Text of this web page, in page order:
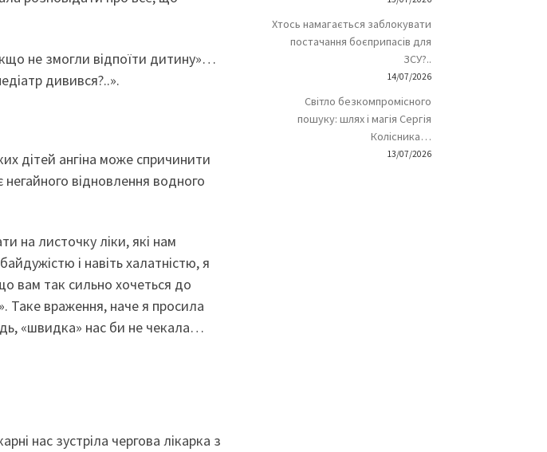
не змогли відпоїти дитину»…
дивився?..».
дітей ангіна може спричинити
відновлення водного
на листочку ліки, які нам
і навіть халатністю, я
вам так сильно хочеться до
Таке враження, наче я просила
«швидка» нас би не чекала…
нас зустріла чергова лікарка з
Хтось намагається заблокувати
постачання боєприпасів для
ЗСУ?..
14/07/2026
Світло безкомпромісного
пошуку: шлях і магія Сергія
Колісника…
13/07/2026